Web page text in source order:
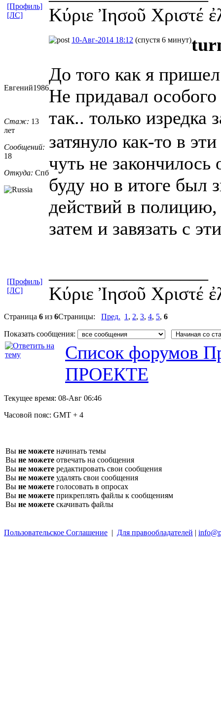
Κύριε Ἰησοῦ Χριστέ
[Профиль]
[ЛС]
Евгений1986
Стаж: 13
лет
Сообщений:
18
Откуда: Спб
10-Авг-2014 18:12 (спустя 6 минут)
До того как я
Не придавал
так.. только изредка
затянуло как-то в
чуть не закончилось
буду но в итоге был
действий в полицию,
затем и завязать с
Κύριε Ἰησοῦ Χριστέ
[Профиль]
[ЛС]
Страница 6 из 6Страницы: Пред. 1 , 2, 3, 4, 5, 6
Показать сообщения:
Список форумов
ПРОЕКТЕ
Текущее время: 08-Авг 06:46
Часовой пояс: GMT + 4
Вы не можете начинать темы
Вы не можете отвечать на сообщения
Вы не можете редактировать свои сообщения
Вы не можете удалять свои сообщения
Вы не можете голосовать в опросах
Вы не можете прикреплять файлы к сообщениям
Вы не можете скачивать файлы
Пользовательское Соглашение | Для правообладателей |